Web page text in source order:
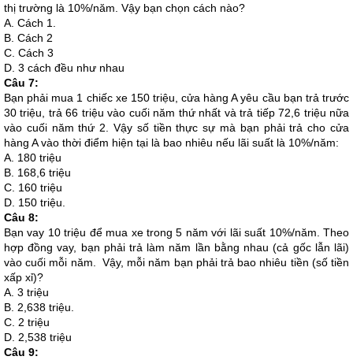
thị trường là 10%/năm. Vậy bạn chọn cách nào?
A. Cách 1.
B. Cách 2
C. Cách 3
D. 3 cách đều như nhau
Câu 7:
Bạn phải mua 1 chiếc xe 150 triệu, cửa hàng A yêu cầu bạn trả trước
30 triệu, trả 66 triệu vào cuối năm thứ nhất và trả tiếp 72,6 triệu nữa
vào cuối năm thứ 2. Vậy số tiền thực sự mà bạn phải trả cho cửa
hàng A vào thời điểm hiện tại là bao nhiêu nếu lãi suất là 10%/năm:
A. 180 triệu
B. 168,6 triệu
C. 160 triệu
D. 150 triệu.
Câu 8:
Bạn vay 10 triệu để mua xe trong 5 năm với lãi suất 10%/năm. Theo
hợp đồng vay, bạn phải trả làm năm lần bằng nhau (cả gốc lẫn lãi)
vào cuối mỗi năm. Vậy, mỗi năm bạn phải trả bao nhiêu tiền (số tiền
xấp xỉ)?
A. 3 triệu
B. 2,638 triệu.
C. 2 triệu
D. 2,538 triệu
Câu 9: